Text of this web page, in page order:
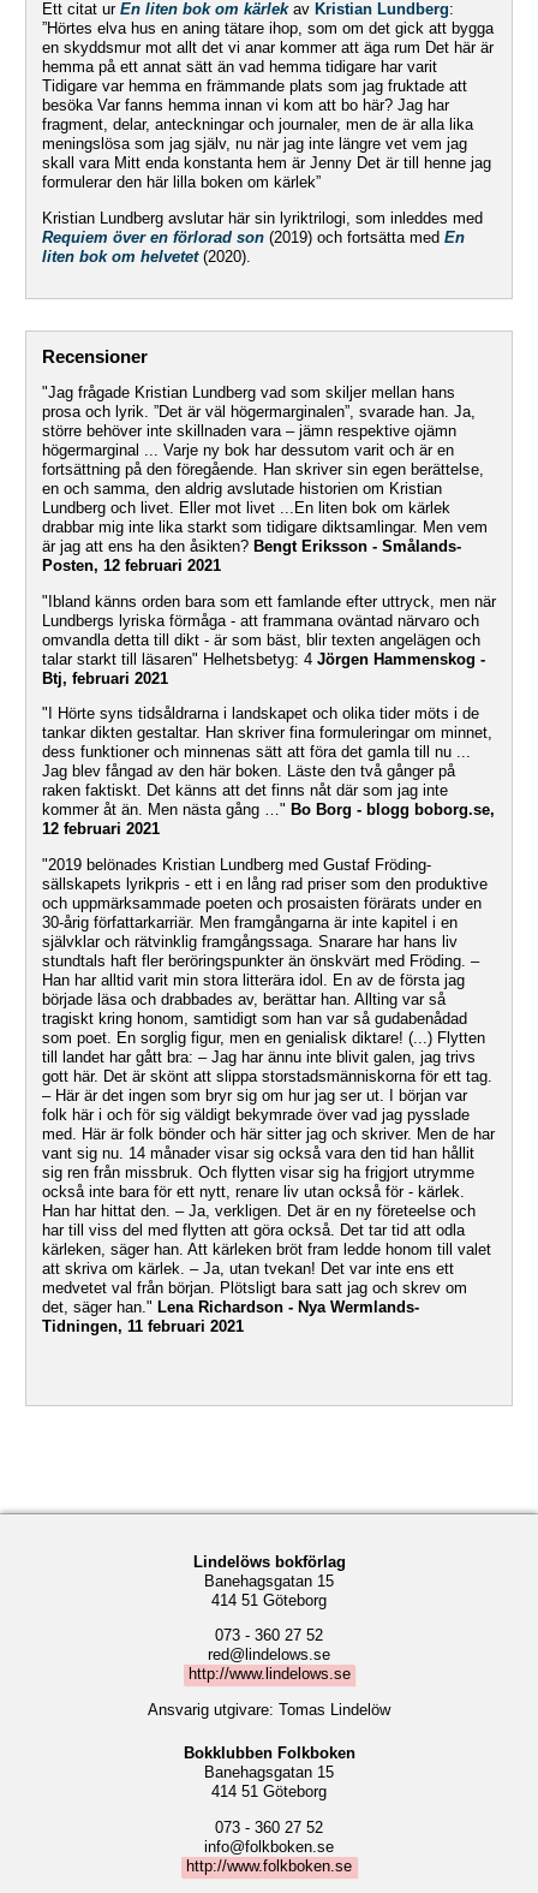
Ett citat ur En liten bok om kärlek av Kristian Lundberg:
”Hörtes elva hus en aning tätare ihop, som om det gick att bygga
en skyddsmur mot allt det vi anar kommer att äga rum Det här är
hemma på ett annat sätt än vad hemma tidigare har varit
Tidigare var hemma en främmande plats som jag fruktade att
besöka Var fanns hemma innan vi kom att bo här? Jag har
fragment, delar, anteckningar och journaler, men de är alla lika
meningslösa som jag själv, nu när jag inte längre vet vem jag
skall vara Mitt enda konstanta hem är Jenny Det är till henne jag
formulerar den här lilla boken om kärlek”
Kristian Lundberg avslutar här sin lyriktrilogi, som inleddes med
Requiem över en förlorad son(2019) och fortsätta med En
liten bok om helvetet (2020).
Recensioner
"Jag frågade Kristian Lundberg vad som skiljer mellan hans
prosa och lyrik. ”Det är väl högermarginalen”, svarade han. Ja,
större behöver inte skillnaden vara – jämn respektive ojämn
högermarginal ... Varje ny bok har dessutom varit och är en
fortsättning på den föregående. Han skriver sin egen berättelse,
en och samma, den aldrig avslutade historien om Kristian
Lundberg och livet. Eller mot livet ...En liten bok om kärlek
drabbar mig inte lika starkt som tidigare diktsamlingar. Men vem
är jag att ens ha den åsikten? Bengt Eriksson - Smålands-
Posten, 12 februari 2021
"Ibland känns orden bara som ett famlande efter uttryck, men när
Lundbergs lyriska förmåga - att frammana oväntad närvaro och
omvandla detta till dikt - är som bäst, blir texten angelägen och
talar starkt till läsaren" Helhetsbetyg: 4 Jörgen Hammenskog -
Btj, februari 2021
"I Hörte syns tidsåldrarna i landskapet och olika tider möts i de
tankar dikten gestaltar. Han skriver fina formuleringar om minnet,
dess funktioner och minnenas sätt att föra det gamla till nu ...
Jag blev fångad av den här boken. Läste den två gånger på
raken faktiskt. Det känns att det finns nåt där som jag inte
kommer åt än. Men nästa gång …" Bo Borg - blogg boborg.se,
12 februari 2021
"2019 belönades Kristian Lundberg med Gustaf Fröding-
sällskapets lyrikpris - ett i en lång rad priser som den produktive
och uppmärksammade poeten och prosaisten förärats under en
30-årig författarkarriär. Men framgångarna är inte kapitel i en
självklar och rätvinklig framgångssaga. Snarare har hans liv
stundtals haft fler beröringspunkter än önskvärt med Fröding. –
Han har alltid varit min stora litterära idol. En av de första jag
började läsa och drabbades av, berättar han. Allting var så
tragiskt kring honom, samtidigt som han var så gudabenådad
som poet. En sorglig figur, men en genialisk diktare! (...) Flytten
till landet har gått bra: – Jag har ännu inte blivit galen, jag trivs
gott här. Det är skönt att slippa storstadsmänniskorna för ett tag.
– Här är det ingen som bryr sig om hur jag ser ut. I början var
folk här i och för sig väldigt bekymrade över vad jag pysslade
med. Här är folk bönder och här sitter jag och skriver. Men de har
vant sig nu. 14 månader visar sig också vara den tid han hållit
sig ren från missbruk. Och flytten visar sig ha frigjort utrymme
också inte bara för ett nytt, renare liv utan också för - kärlek.
Han har hittat den. – Ja, verkligen. Det är en ny företeelse och
har till viss del med flytten att göra också. Det tar tid att odla
kärleken, säger han. Att kärleken bröt fram ledde honom till valet
att skriva om kärlek. – Ja, utan tvekan! Det var inte ens ett
medvetet val från början. Plötsligt bara satt jag och skrev om
det, säger han." Lena Richardson - Nya Wermlands-
Tidningen, 11 februari 2021
Lindelöws bokförlag
Banehagsgatan 15
414 51 Göteborg
073 - 360 27 52
red@lindelows.se
http://www.lindelows.se
Ansvarig utgivare: Tomas Lindelöw
Bokklubben Folkboken
Banehagsgatan 15
414 51 Göteborg
073 - 360 27 52
info@folkboken.se
http://www.folkboken.se